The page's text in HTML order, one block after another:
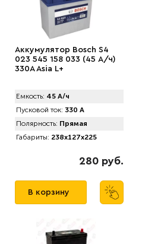
Аккумулятор Bosch S4
023 545 158 033 (45 А/ч)
330A Asia L+
Емкость: 45 А/ч
Пусковой ток: 330 А
Полярность: Прямая
Габариты: 238x127x225
280 руб.
В корзину